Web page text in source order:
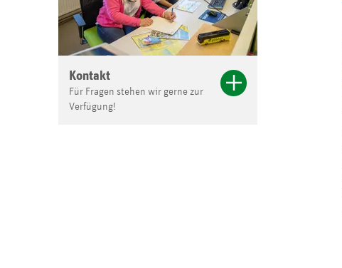
Kontakt
Für Fragen stehen wir gerne zur
Verfügung!